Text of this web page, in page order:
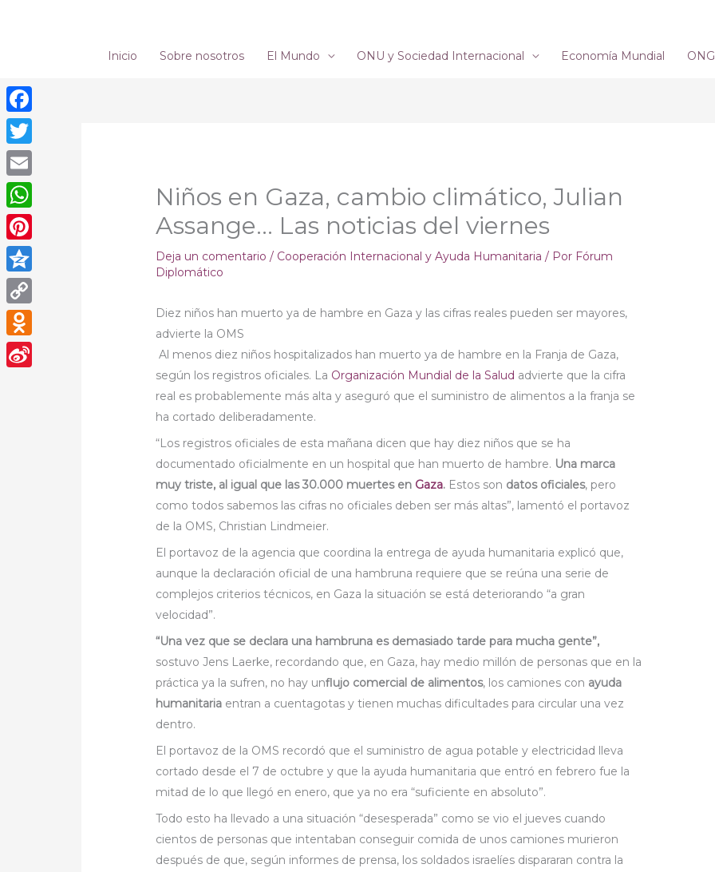
Inicio Sobre nosotros El Mundo ONU y Sociedad Internacional Economía Mundial
Niños en Gaza, cambio climático, Julian
Assange… Las noticias del viernes
Deja un comentario / Cooperación Internacional y Ayuda Humanitaria / Por Fórum
Diplomático
Diez niños han muerto ya de hambre en Gaza y las cifras reales pueden ser mayores,
advierte la OMS
Al menos diez niños hospitalizados han muerto ya de hambre en la Franja de Gaza,
según los registros oficiales. La Organización Mundial de la Salud advierte que la cifra
real es probablemente más alta y aseguró que el suministro de alimentos a la franja se
ha cortado deliberadamente.
“Los registros oficiales de esta mañana dicen que hay diez niños que se ha
documentado oficialmente en un hospital que han muerto de hambre. Una marca
muy triste, al igual que las 30.000 muertes en Gaza. Estos son datos oficiales, pero
como todos sabemos las cifras no oficiales deben ser más altas”, lamentó el portavoz
de la OMS, Christian Lindmeier.
El portavoz de la agencia que coordina la entrega de ayuda humanitaria explicó que,
aunque la declaración oficial de una hambruna requiere que se reúna una serie de
complejos criterios técnicos, en Gaza la situación se está deteriorando “a gran
velocidad”.
“Una vez que se declara una hambruna es demasiado tarde para mucha gente”,
sostuvo Jens Laerke, recordando que, en Gaza, hay medio millón de personas que en la
práctica ya la sufren, no hay unflujo comercial de alimentos, los camiones con ayuda
humanitaria entran a cuentagotas y tienen muchas dificultades para circular una vez
dentro.
El portavoz de la OMS recordó que el suministro de agua potable y electricidad lleva
cortado desde el 7 de octubre y que la ayuda humanitaria que entró en febrero fue la
mitad de lo que llegó en enero, que ya no era “suficiente en absoluto”.
Todo esto ha llevado a una situación “desesperada” como se vio el jueves cuando
cientos de personas que intentaban conseguir comida de unos camiones murieron
después de que, según informes de prensa, los soldados israelíes dispararan contra la
Facebook
Twitter
Email
WhatsApp
Pinterest
Qzone
Copy
Link
Odnoklassniki